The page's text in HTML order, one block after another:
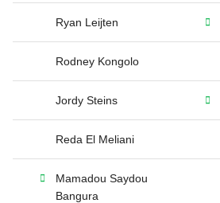
Ryan Leijten
Rodney Kongolo
Jordy Steins
Reda El Meliani
Mamadou Saydou
Bangura